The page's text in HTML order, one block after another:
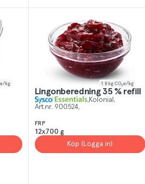
kg 1.8 kg CO₂e/kg
Lingonberedning 35 % refill
Kolonial
Art.nr. 900524
FRP
12x700 g
Köp (Logga in)